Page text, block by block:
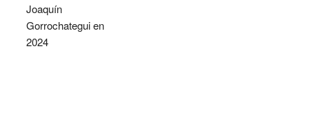
Joaquín
Gorrochategui en
2024